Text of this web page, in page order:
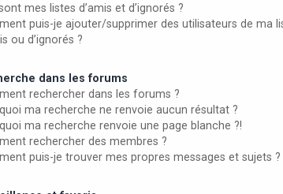
mes listes d’amis et d’ignorés ?
puis-je ajouter/supprimer des utilisateurs de ma
ou d’ignorés ?
dans les forums
rechercher dans les forums ?
ma recherche ne renvoie aucun résultat ?
ma recherche renvoie une page blanche ?!
rechercher des membres ?
puis-je trouver mes propres messages et sujets ?